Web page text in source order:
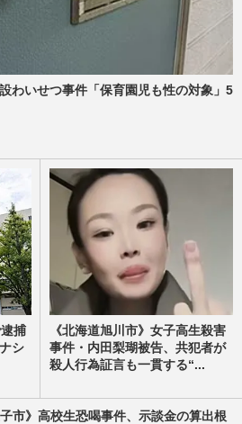
わいせつ事件「保育園児も性の対象」5
捕
シ
《北海道旭川市》女子高生殺害
事件・内田梨瑚被告、共犯者が
殺人行為証言も一貫する“...
子市》高校生恐喝事件、示談金の算出根